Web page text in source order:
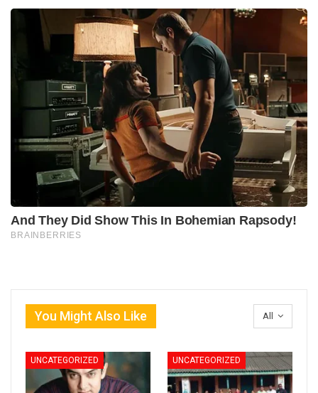
All
You Might Also Like
UNCATEGORIZED UNCATEGORIZED